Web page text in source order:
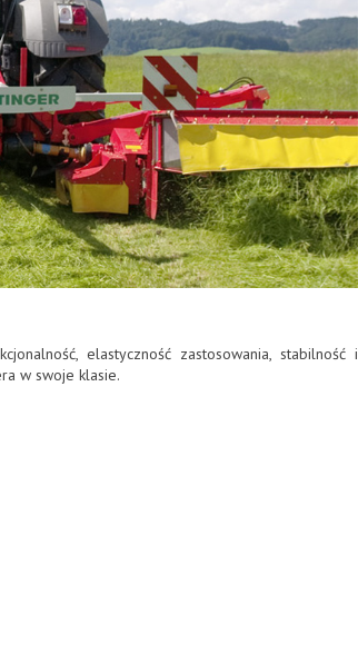
elastyczność zastosowania, stabilność i
w swoje klasie.